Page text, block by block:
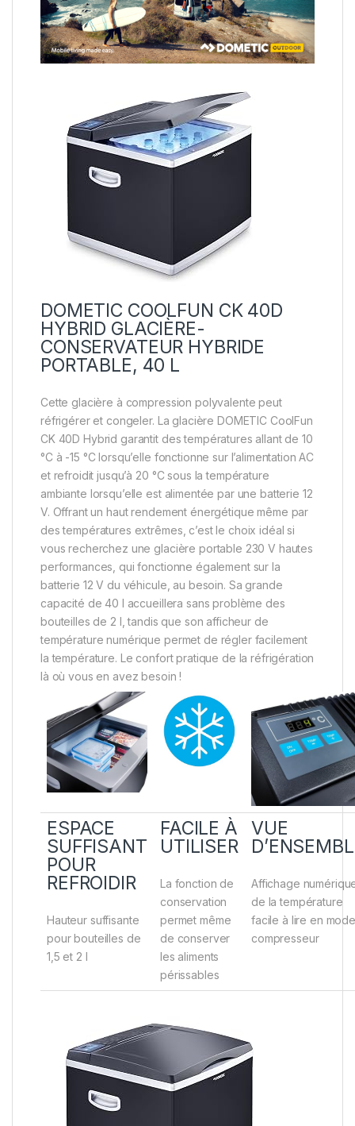
DOMETIC COOLFUN CK 40D
HYBRID GLACIÈRE-
CONSERVATEUR HYBRIDE
PORTABLE, 40 L
Cette glacière à compression polyvalente peut
réfrigérer et congeler. La glacière DOMETIC CoolFun
CK 40D Hybrid garantit des températures allant de 10
°C à -15 °C lorsqu’elle fonctionne sur l’alimentation AC
et refroidit jusqu’à 20 °C sous la température
ambiante lorsqu’elle est alimentée par une batterie 12
V. Offrant un haut rendement énergétique même par
des températures extrêmes, c’est le choix idéal si
vous recherchez une glacière portable 230 V hautes
performances, qui fonctionne également sur la
batterie 12 V du véhicule, au besoin. Sa grande
capacité de 40 l accueillera sans problème des
bouteilles de 2 l, tandis que son afficheur de
température numérique permet de régler facilement
la température. Le confort pratique de la réfrigération
là où vous en avez besoin !
ESPACE
SUFFISANT
POUR
REFROIDIR
Hauteur suffisante
pour bouteilles de
1,5 et 2 l
FACILE À
UTILISER
La fonction de
conservation
permet même
de conserver
les aliments
périssables
VUE
Affichage
de la température
facile à lire en
compresseur